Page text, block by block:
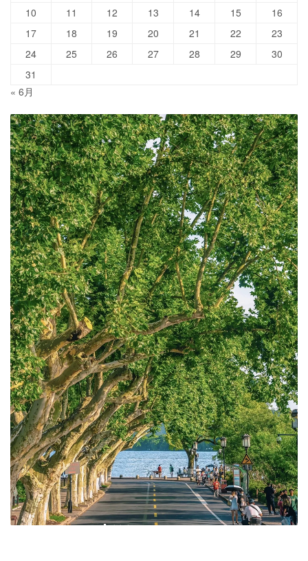
10
11 12 13 14 15
16
17
18 19 20 21 22
23
24
25 26 27 28 29
30
31
« 6月